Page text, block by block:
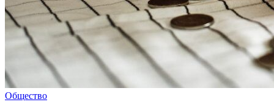
Общество